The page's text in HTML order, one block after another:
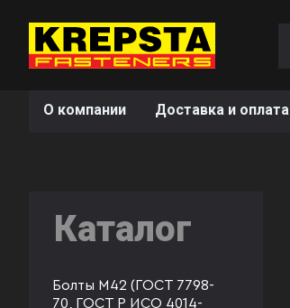
О компании Доставка и оплата
Каталог
Болты М42 (ГОСТ 7798-
70, ГОСТ Р ИСО 4014-